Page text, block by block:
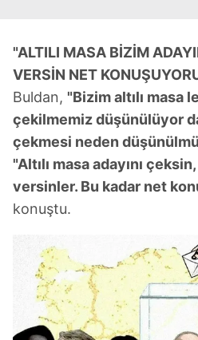
"ALTILI MASA BİZİM
VERSİN NET
Buldan, "Bizim altılı masa
çekilmemiz düşünülüyor da
çekmesi neden
"Altılı masa adayını
versinler. Bu kadar net
konuştu.